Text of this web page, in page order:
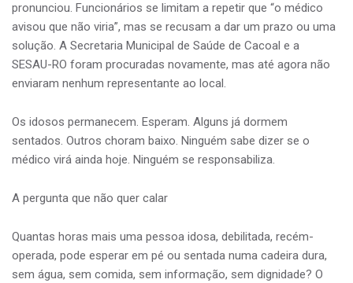
pronunciou. Funcionários se limitam a repetir que “o médico
avisou que não viria”, mas se recusam a dar um prazo ou uma
solução. A Secretaria Municipal de Saúde de Cacoal e a
SESAU-RO foram procuradas novamente, mas até agora não
enviaram nenhum representante ao local.
Os idosos permanecem. Esperam. Alguns já dormem
sentados. Outros choram baixo. Ninguém sabe dizer se o
médico virá ainda hoje. Ninguém se responsabiliza.
A pergunta que não quer calar
Quantas horas mais uma pessoa idosa, debilitada, recém-
operada, pode esperar em pé ou sentada numa cadeira dura,
sem água, sem comida, sem informação, sem dignidade? O